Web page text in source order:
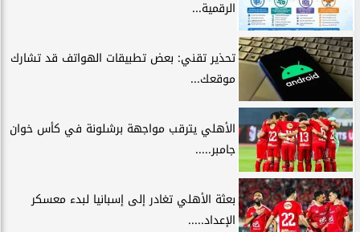
الرقمية...
تحذير تقني: بعض تطبيقات الهواتف قد تشارك
موقعك...
الأهلي يترقب مواجهة برشلونة في كأس خوان
جامبر.....
بعثة الأهلي تغادر إلى إسبانيا لبدء معسكر
الإعداد.....